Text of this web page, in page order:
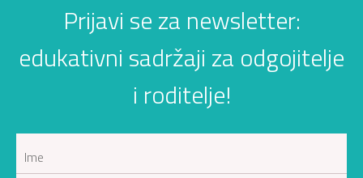
Prijavi se za newsletter:
edukativni sadržaji za odgojitelje
i roditelje!